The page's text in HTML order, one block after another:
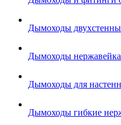
Дымоходы
Дымоходы
Дымоходы для
Дымоходы гибкие